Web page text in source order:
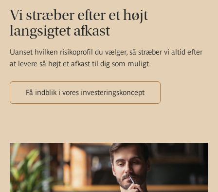
Vi stræber efter et højt
langsigtet afkast
Uanset hvilken risikoprofil du vælger, så stræber vi altid efter
at levere så højt et afkast til dig som muligt.
Få indblik i vores investeringskoncept